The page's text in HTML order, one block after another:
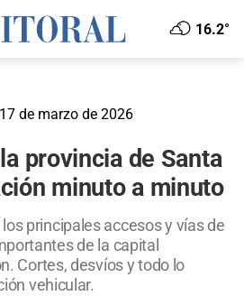
16.2°
de marzo de 2026
provincia de Santa
minuto a minuto
principales accesos y vías de
de la capital
Cortes, desvíos y todo lo
vehicular.